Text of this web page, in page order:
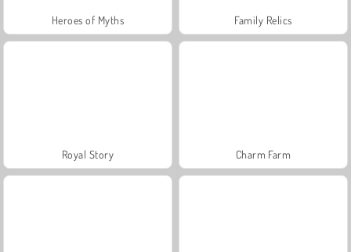
Heroes of Myths Family Relics
Royal Story Charm Farm